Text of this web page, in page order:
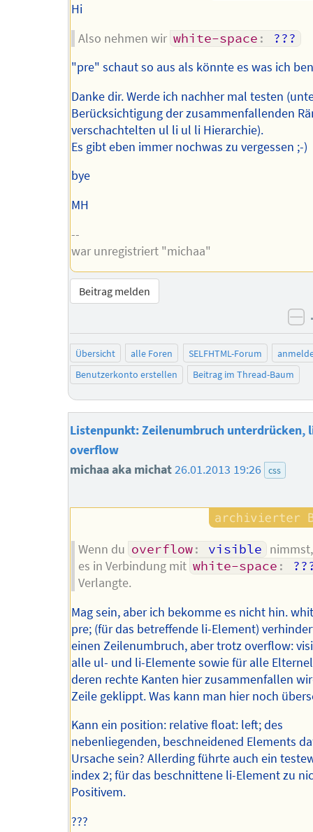
Hi
Also nehmen wir white-space :
???
"pre" schaut so aus als könnte es was ich
Danke dir. Werde ich nachher mal testen
Berücksichtigung der zusammenfallenden
verschachtelten ul li ul li Hierarchie).
Es gibt eben immer nochwas zu vergessen ;-)
bye
MH
--
war unregistriert "michaa"
Beitrag melden
Übersicht alle Foren SELFHTML-Forum
Benutzerkonto erstellen
Beitrag im Thread-Baum
Listenpunkt: Zeilenumbruch unterdrücken,
overflow
michaa aka michat26.01.2013 19:26 css
Wenn du overflow: visible
es in Verbindung mit white-space :
Verlangte.
Mag sein, aber ich bekomme es nicht hin.
pre; (für das betreffende li-Element)
einen Zeilenumbruch, aber trotz overflow:
alle ul- und li-Elemente sowie für alle
deren rechte Kanten hier zusammenfallen
Zeile geklippt. Was kann man hier noch
Kann ein position: relative float: left; des
nebenliegenden, beschneidened Elements
Ursache sein? Allerding führte auch ein
index 2; für das beschnittene li-Element zu
Positivem.
???